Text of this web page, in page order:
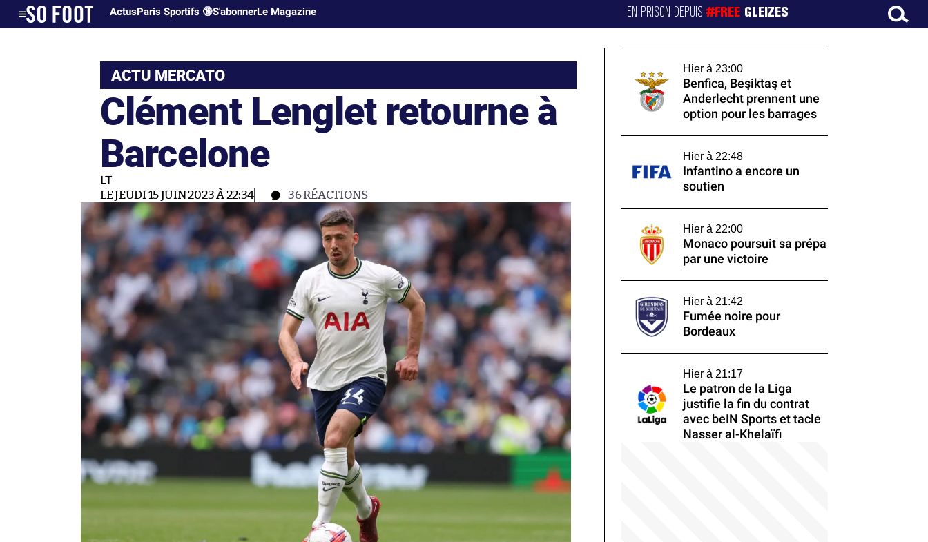
ActusParis Sportifs 🔞S'abonnerLe Magazine EN PRISON DEPUIS#FREE GLEIZES
ACTU MERCATO
Clément Lenglet retourne à
Barcelone
LT
LE JEUDI 15 JUIN 2023 À 22:34 36RÉACTIONS
Hier à 23:00
Benfica, Beşiktaş et
Anderlecht prennent une
option pour les barrages
Hier à 22:48
Infantino a encore un
soutien
Hier à 22:00
Monaco poursuit sa prépa
par une victoire
Hier à 21:42
Fumée noire pour
Bordeaux
Hier à 21:17
Le patron de la Liga
justifie la fin du contrat
avec beIN Sports et tacle
Nasser al-Khelaïfi